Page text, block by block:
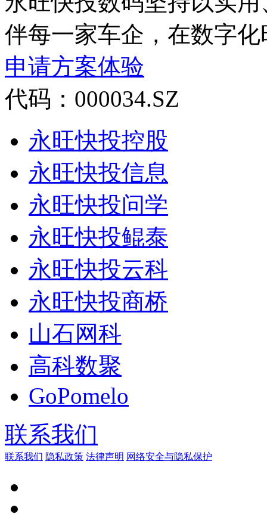
伴每一家车企，在数字
申请方案体验
代码：000034.SZ
永旺快投控股
永旺快投信息
永旺快投问学
永旺快投鲲泰
永旺快投云科
永旺快投商桥
山石网科
高科数聚
GoPomelo
联系我们
联系我们 隐私政策 法律声明 网络安全与隐私保护